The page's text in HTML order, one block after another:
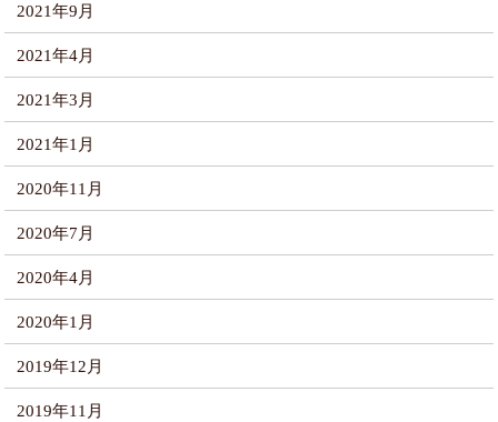
2021年9月
2021年4月
2021年3月
2021年1月
2020年11月
2020年7月
2020年4月
2020年1月
2019年12月
2019年11月